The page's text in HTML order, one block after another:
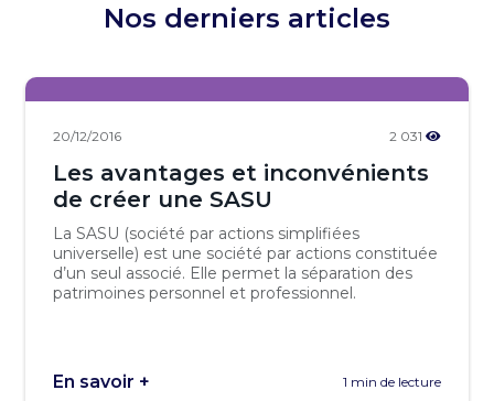
Nos derniers articles
20/12/2016 2 031
Les avantages et inconvénients
de créer une SASU
La SASU (société par actions simplifiées
universelle) est une société par actions constituée
d’un seul associé. Elle permet la séparation des
patrimoines personnel et professionnel.
En savoir + 1 min de lecture